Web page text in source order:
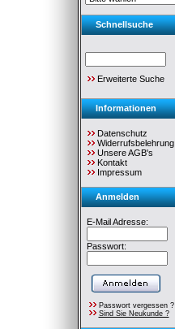
Schnellsuche
Erweiterte Suche
Informationen
Datenschutz
Widerrufsbelehrung
Unsere AGB's
Kontakt
Impressum
Anmelden
E-Mail Adresse:
Passwort:
Passwort vergessen ?
Sind Sie Neukunde ?